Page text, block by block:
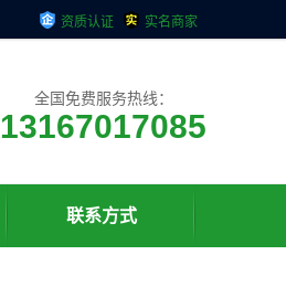
资质认证 实名商家
全国免费服务热线：
13167017085
联系方式